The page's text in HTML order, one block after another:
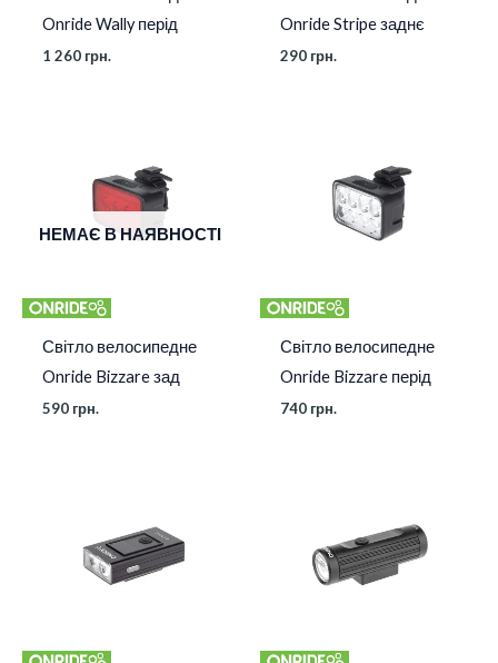
Onride Wally перід
1 260 грн.
Onride Stripe заднє
290 грн.
НЕМАЄ В НАЯВНОСТІ
Світло велосипедне
Onride Bizzare зад
590 грн.
Світло велосипедне
Onride Bizzare перід
740 грн.